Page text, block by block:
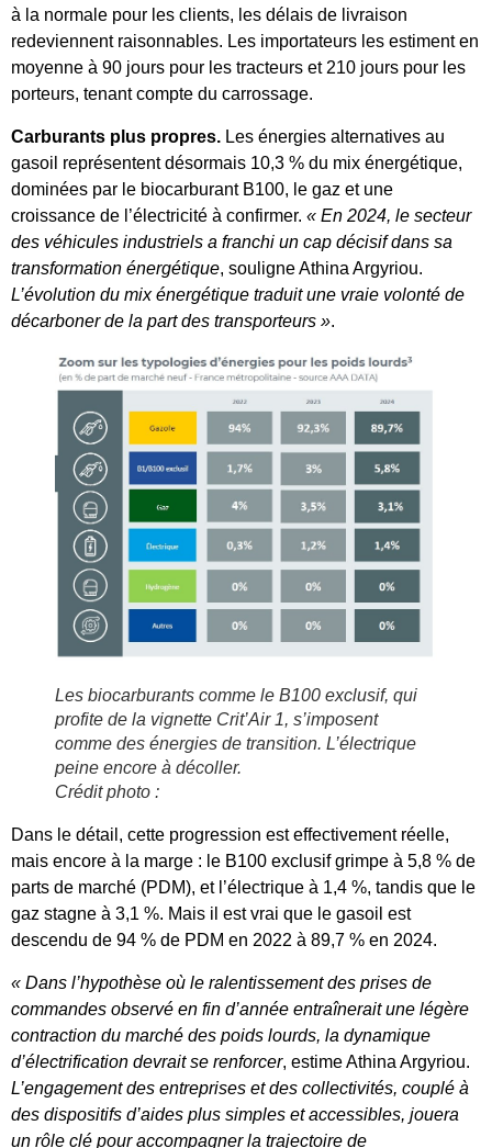
à la normale pour les clients, les délais de livraison
redeviennent raisonnables. Les importateurs les estiment en
moyenne à 90 jours pour les tracteurs et 210 jours pour les
porteurs, tenant compte du carrossage.
Carburants plus propres. Les énergies alternatives au
gasoil représentent désormais 10,3 % du mix énergétique,
dominées par le biocarburant B100, le gaz et une
croissance de l’électricité à confirmer. « En 2024, le secteur
des véhicules industriels a franchi un cap décisif dans sa
transformation énergétique, souligne Athina Argyriou.
L’évolution du mix énergétique traduit une vraie volonté de
décarboner de la part des transporteurs ».
Les biocarburants comme le B100 exclusif, qui
profite de la vignette Crit’Air 1, s’imposent
comme des énergies de transition. L’électrique
peine encore à décoller.
Crédit photo :
Dans le détail, cette progression est effectivement réelle,
mais encore à la marge : le B100 exclusif grimpe à 5,8 % de
parts de marché (PDM), et l’électrique à 1,4 %, tandis que le
gaz stagne à 3,1 %. Mais il est vrai que le gasoil est
descendu de 94 % de PDM en 2022 à 89,7 % en 2024.
« Dans l’hypothèse où le ralentissement des prises de
commandes observé en fin d’année entraînerait une légère
contraction du marché des poids lourds, la dynamique
d’électrification devrait se renforcer, estime Athina Argyriou.
L’engagement des entreprises et des collectivités, couplé à
des dispositifs d’aides plus simples et accessibles, jouera
un rôle clé pour accompagner la trajectoire de